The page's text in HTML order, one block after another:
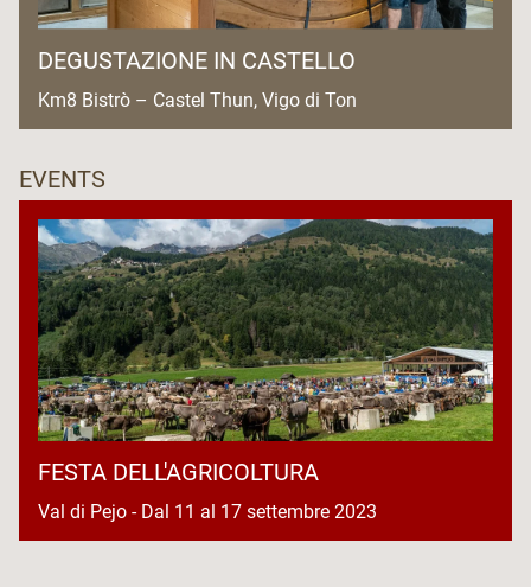
DEGUSTAZIONE IN CASTELLO
Km8 Bistrò – Castel Thun, Vigo di Ton
EVENTS
FESTA DELL'AGRICOLTURA
Val di Pejo - Dal 11 al 17 settembre 2023